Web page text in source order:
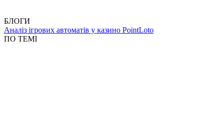
БЛОГИ
Аналіз ігрових автоматів у казино PointLoto
ПО ТЕМІ